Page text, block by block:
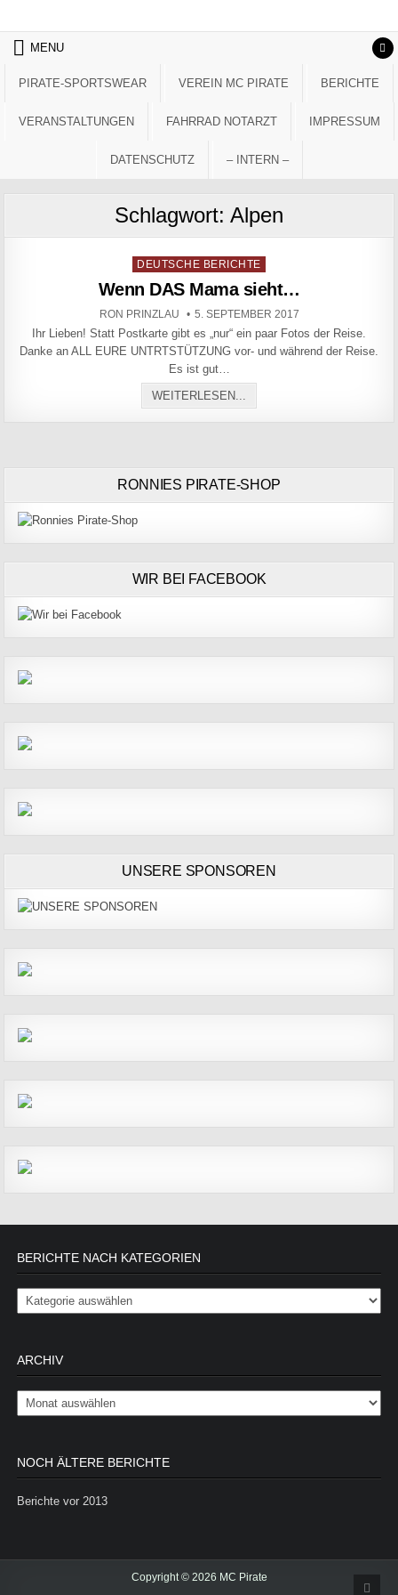
MENU
PIRATE-SPORTSWEAR VEREIN MC PIRATE BERICHTE
VERANSTALTUNGEN FAHRRAD NOTARZT IMPRESSUM
DATENSCHUTZ – INTERN –
Schlagwort: Alpen
Posted in
DEUTSCHE BERICHTE
Wenn DAS Mama sieht…
AUTHOR:
RON PRINZLAU PUBLISHED DATE:
5. SEPTEMBER 2017
Ihr Lieben! Statt Postkarte gibt es „nur“ ein paar Fotos der Reise.
Danke an ALL EURE UNTRTSTÜTZUNG vor- und während der Reise.
Es ist gut…
WEITERLESEN...
RONNIES PIRATE-SHOP
WIR BEI FACEBOOK
UNSERE SPONSOREN
BERICHTE NACH KATEGORIEN
Berichte nach Kategorien
ARCHIV
Archiv
NOCH ÄLTERE BERICHTE
Berichte vor 2013
Copyright © 2026 MC Pirate